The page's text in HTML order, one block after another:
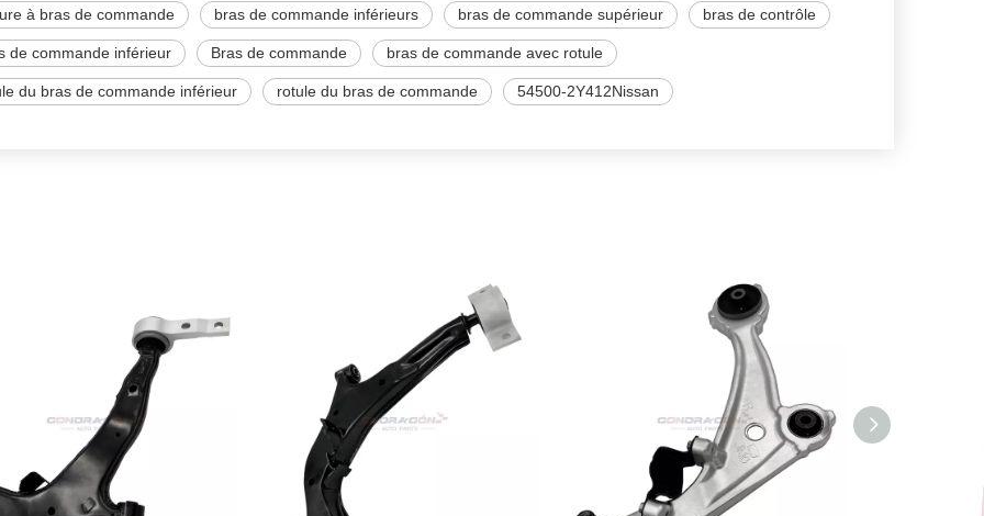
à bras de commande bras de commande inférieurs bras de commande supérieur bras de contrôle
de commande inférieur Bras de commande bras de commande avec rotule
du bras de commande inférieur rotule du bras de commande 54500-2Y412Nissan